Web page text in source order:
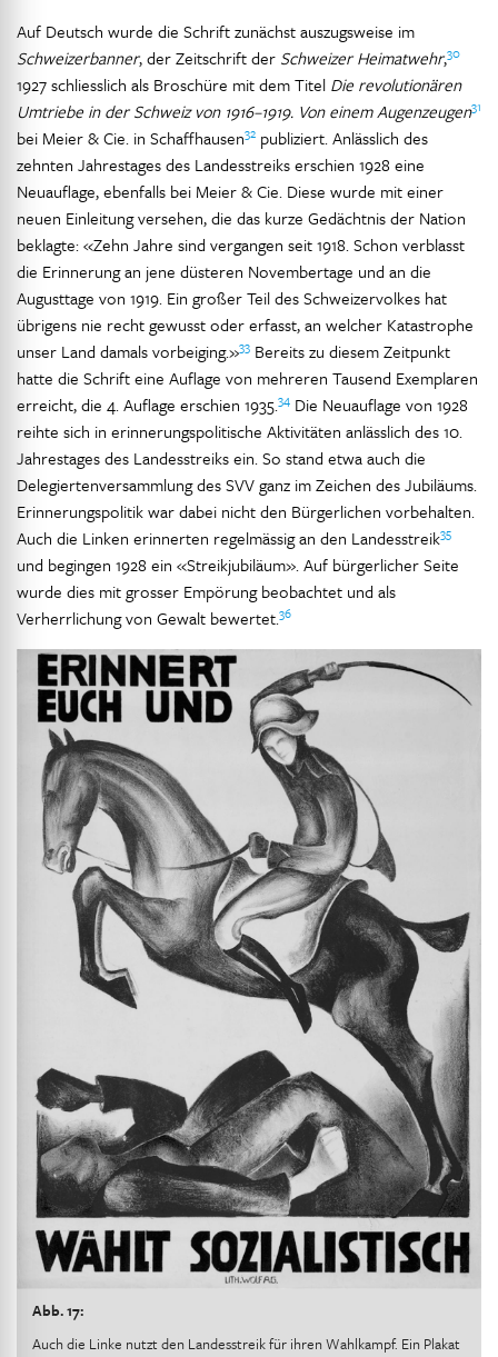
Auf Deutsch wurde die Schrift zunächst auszugsweise im
Schweizerbanner, der Zeitschrift der Schweizer Heimatwehr,30
1927 schliesslich als Broschüre mit dem Titel Die revolutionären
Umtriebe in der Schweiz von 1916–1919. Von einem Augenzeugen31
bei Meier & Cie. in Schaffhausen32 publiziert. Anlässlich des
zehnten Jahrestages des Landesstreiks erschien 1928 eine
Neuauflage, ebenfalls bei Meier & Cie. Diese wurde mit einer
neuen Einleitung versehen, die das kurze Gedächtnis der Nation
beklagte: «Zehn Jahre sind vergangen seit 1918. Schon verblasst
die Erinnerung an jene düsteren Novembertage und an die
Augusttage von 1919. Ein großer Teil des Schweizervolkes hat
übrigens nie recht gewusst oder erfasst, an welcher Katastrophe
unser Land damals vorbeiging.»33 Bereits zu diesem Zeitpunkt
hatte die Schrift eine Auflage von mehreren Tausend Exemplaren
erreicht, die 4. Auflage erschien 1935.34 Die Neuauflage von 1928
reihte sich in erinnerungspolitische Aktivitäten anlässlich des 10.
Jahrestages des Landesstreiks ein. So stand etwa auch die
Delegiertenversammlung des SVV ganz im Zeichen des Jubiläums.
Erinnerungspolitik war dabei nicht den Bürgerlichen vorbehalten.
Auch die Linken erinnerten regelmässig an den Landesstreik35
und begingen 1928 ein «Streikjubiläum». Auf bürgerlicher Seite
wurde dies mit grosser Empörung beobachtet und als
Verherrlichung von Gewalt bewertet.36
Abb. 17:
Auch die Linke nutzt den Landesstreik für ihren Wahlkampf. Ein Plakat